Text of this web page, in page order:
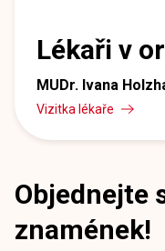
Lékaři v
MUDr. Ivana
Vizitka lékaře
Objednejte
znamének!